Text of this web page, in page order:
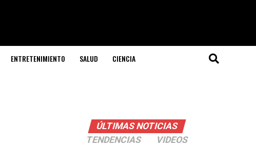
ENTRETENIMIENTO SALUD CIENCIA
ÚLTIMAS NOTICIAS
TENDENCIAS
VIDEOS